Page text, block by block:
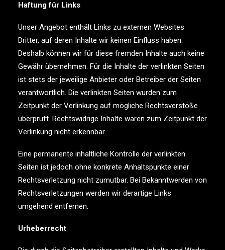
Haftung für Links
Unser Angebot enthält Links zu externen Websites
Dritter, auf deren Inhalte wir keinen Einfluss haben.
Deshalb können wir für diese fremden Inhalte auch keine
Gewähr übernehmen. Für die Inhalte der verlinkten Seiten
ist stets der jeweilige Anbieter oder Betreiber der Seiten
verantwortlich. Die verlinkten Seiten wurden zum
Zeitpunkt der Verlinkung auf mögliche Rechtsverstöße
überprüft. Rechtswidrige Inhalte waren zum Zeitpunkt der
Verlinkung nicht erkennbar.
Eine permanente inhaltliche Kontrolle der verlinkten
Seiten ist jedoch ohne konkrete Anhaltspunkte einer
Rechtsverletzung nicht zumutbar. Bei Bekanntwerden von
Rechtsverletzungen werden wir derartige Links
umgehend entfernen.
Urheberrecht